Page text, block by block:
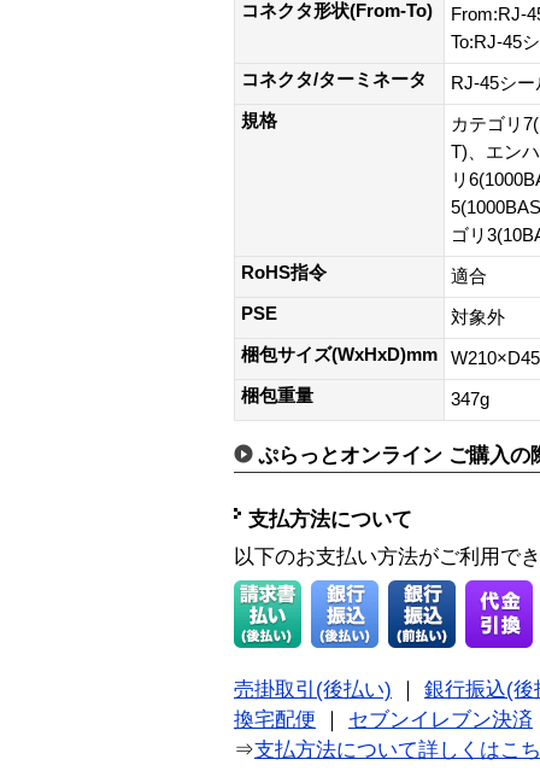
コネクタ形状(From-To)
From:RJ-
To:RJ-45
コネクタ/ターミネータ
RJ-45シ
規格
カテゴリ
T)、エン
リ
ゴリ
RoHS指令
適合
PSE
対象外
梱包サイズ(WxHxD)mm
梱包重量
347g
ぷらっとオンライン ご購入の
支払方法について
以下のお支払い方法がご利用で
売掛取引(後払い) ｜ 銀行振込(後
換宅配便 ｜ セブンイレブン決済
⇒支払方法について詳しくはこ